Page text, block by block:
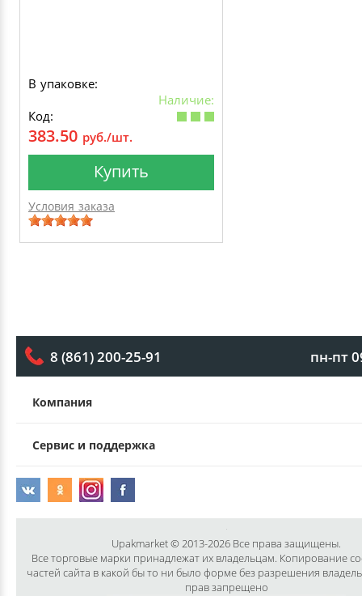
В упаковке:
Наличие:
Код:
383.50 руб./шт.
Купить
Условия заказа
8 (861) 200-25-91 пн-пт
Компания
Сервис и поддержка
Upakmarket © 2013-2026 Все права защищены.
Все торговые марки принадлежат их владельцам. Копирование
частей сайта в какой бы то ни было форме без разрешения
прав запрещено